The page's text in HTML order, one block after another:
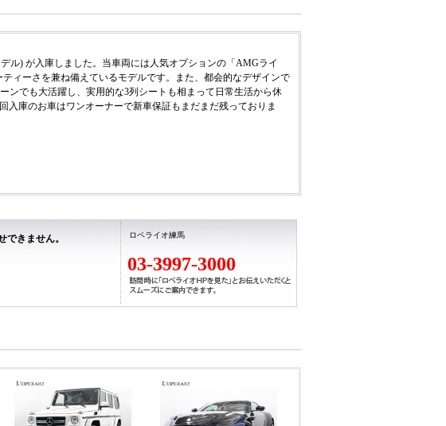
ル) が入庫しました。当車両には人気オプションの「AMGライ
ィーさを兼ね備えているモデルです。また、都会的なデザインで
ンでも大活躍し、実用的な3列シートも相まって日常生活から休
入庫のお車はワンオーナーで新車保証もまだまだ残っておりま
76.5kgm モーター 20ps/20.4kgm、全長×全幅×全高mm
日に直ぐに乗ってお帰りいただけます。詳細はお問い合わせくだ
できません。 ロペライオ練馬
03-3997-3000